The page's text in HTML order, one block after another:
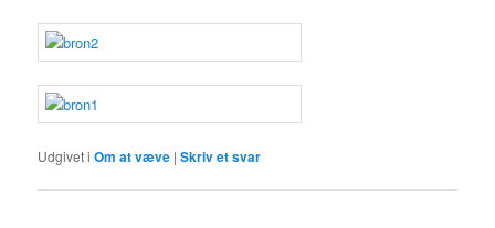
Udgivet i Om at væve |Skriv et svar